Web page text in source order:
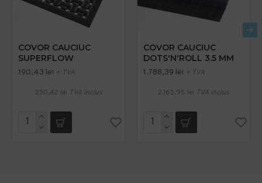
COVOR CAUCIUC
SUPERFLOW
190,43 lei + TVA
230,42 lei TVA inclus
COVOR CAUCIUC
DOTS'N'ROLL 3.5 MM
1.788,39 lei + TVA
2.163,95 lei TVA inclus